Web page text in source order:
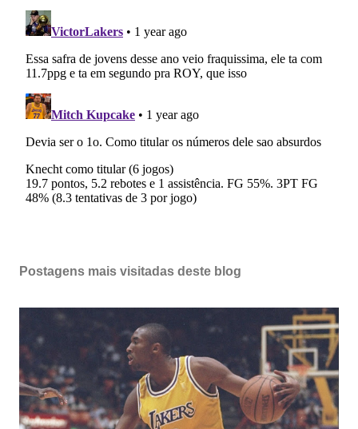
Postagens mais visitadas deste blog